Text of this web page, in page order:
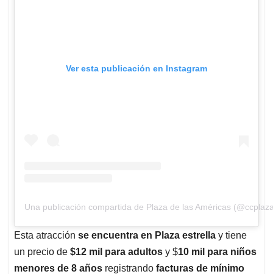
Ver esta publicación en Instagram
Una publicación compartida de Plaza de las Américas
Esta atracción se encuentra en Plaza estrella y tiene
un precio de $12 mil para adultos y $10 mil para niños
menores de 8 años registrando facturas de mínimo